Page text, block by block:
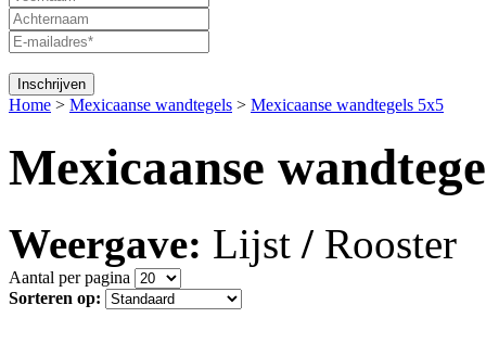
Home > Mexicaanse wandtegels > Mexicaanse wandtegels 5x5
Mexicaanse
Weergave: Lijst / Rooster
Aantal per pagina
Sorteren op: